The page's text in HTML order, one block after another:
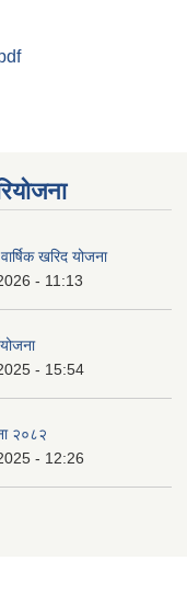
खरिद योजना
- 11:13
- 15:54
२०८२
- 12:26